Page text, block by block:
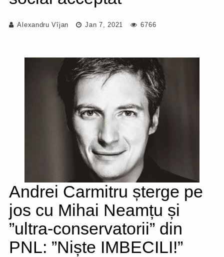
Alexandru Vîjan Jan 7, 2021 6766
Andrei Carmitru șterge pe
jos cu Mihai Neamțu și
”ultra-conservatorii” din
PNL: ”Niște IMBECILI!”